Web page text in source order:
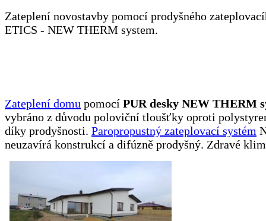
Zateplení novostavby pomocí prodyšného
ETICS - NEW THERM system.
Zateplení domu pomocí PUR desky NEW THERM
vybráno z důvodu poloviční tloušťky oproti
díky prodyšnosti. Paropropustný zateplovací systém
neuzavírá konstrukcí a difúzně prodyšný. Zdravé